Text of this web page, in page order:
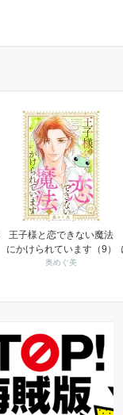
王子様と恋できない魔法
にかけられています（9）
奥めぐ美